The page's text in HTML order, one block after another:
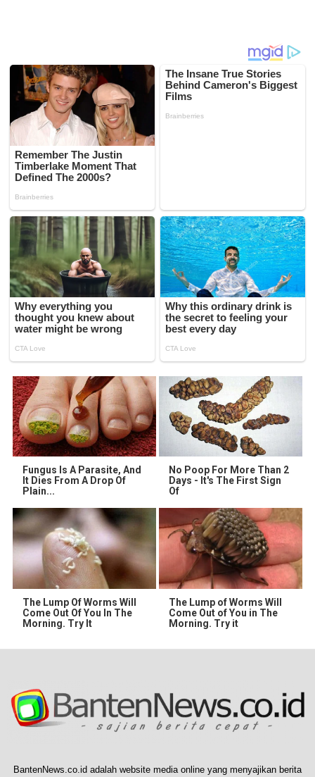
Fungus Is A Parasite, And
It Dies From A Drop Of
Plain...
No Poop For More Than 2
Days - It's The First Sign
Of
The Lump Of Worms Will
Come Out Of You In The
Morning. Try It
The Lump of Worms Will
Come Out of You in The
Morning. Try it
BantenNews.co.id adalah website media online yang menyajikan berita